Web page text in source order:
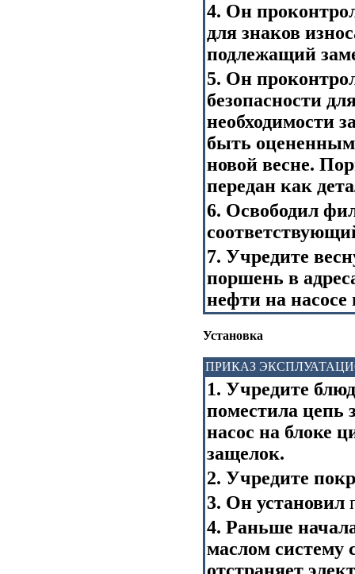
4. Он
для знаков
подлежащий
5. Он
безопасности
необходимости
быть
новой весне.
передан как
6. Освободил
7. Учредите
поршень в
нефти на
Установка
ПРИКАЗ
1. Учредите
поместила цепь
насос на блоке
защелок.
2. Учредите
3. Он установил
4. Раньше
маслом систему